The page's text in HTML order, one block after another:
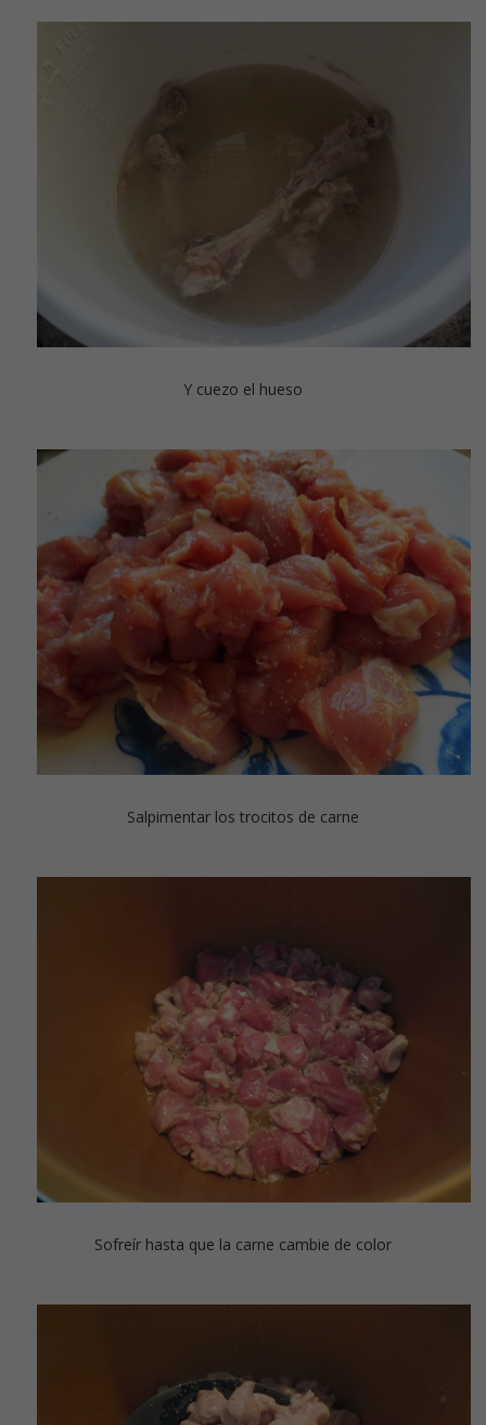
Y cuezo el hueso
Salpimentar los trocitos de carne
Sofreír hasta que la carne cambie de color